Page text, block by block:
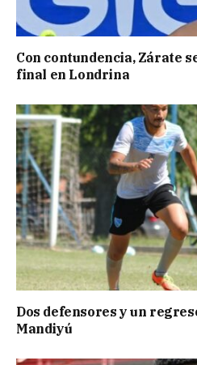
Con contundencia, Zárate
final en Londrina
Dos defensores y un
Mandiyú